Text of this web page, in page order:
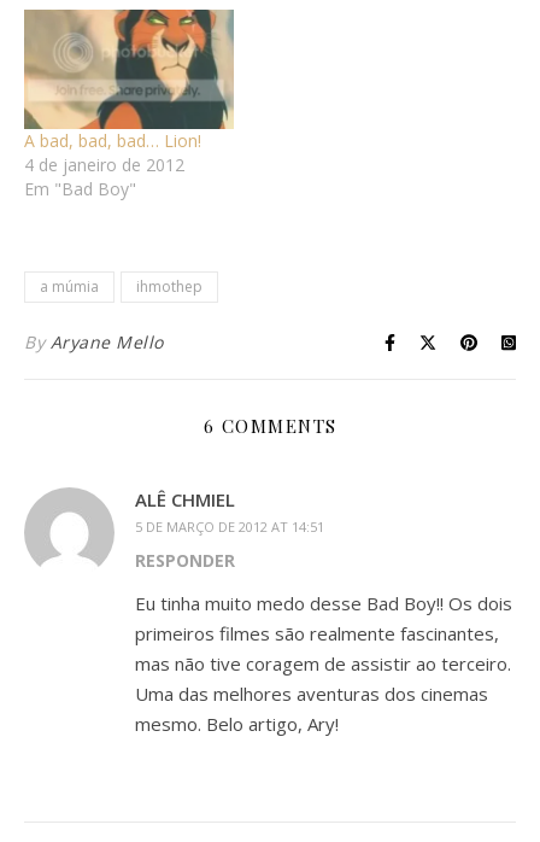
A bad, bad, bad… Lion!
4 de janeiro de 2012
Em "Bad Boy"
a múmia ihmothep
ByAryane Mello
6 COMMENTS
ALÊ CHMIEL
5 DE MARÇO DE 2012 AT 14:51
RESPONDER
Eu tinha muito medo desse Bad Boy!! Os dois
primeiros filmes são realmente fascinantes,
mas não tive coragem de assistir ao terceiro.
Uma das melhores aventuras dos cinemas
mesmo. Belo artigo, Ary!